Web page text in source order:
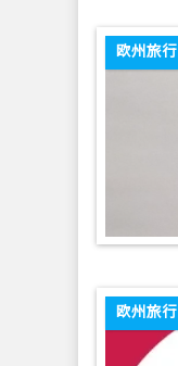
欧州旅行
欧州旅行